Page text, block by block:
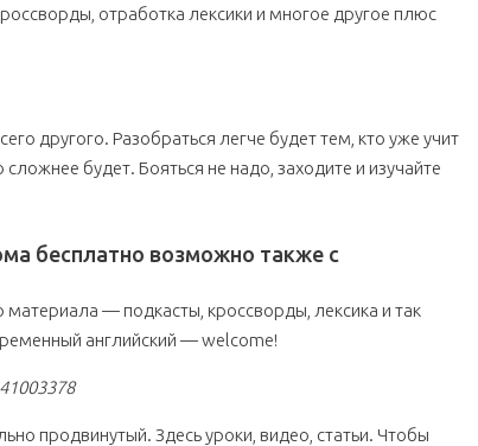
отработка лексики и многое другое плюс
другого. Разобраться легче будет тем, кто уже учит
будет. Бояться не надо, заходите и изучайте
бесплатно возможно также с
материала — подкасты, кроссворды, лексика и так
английский — welcome!
продвинутый. Здесь уроки, видео, статьи. Чтобы